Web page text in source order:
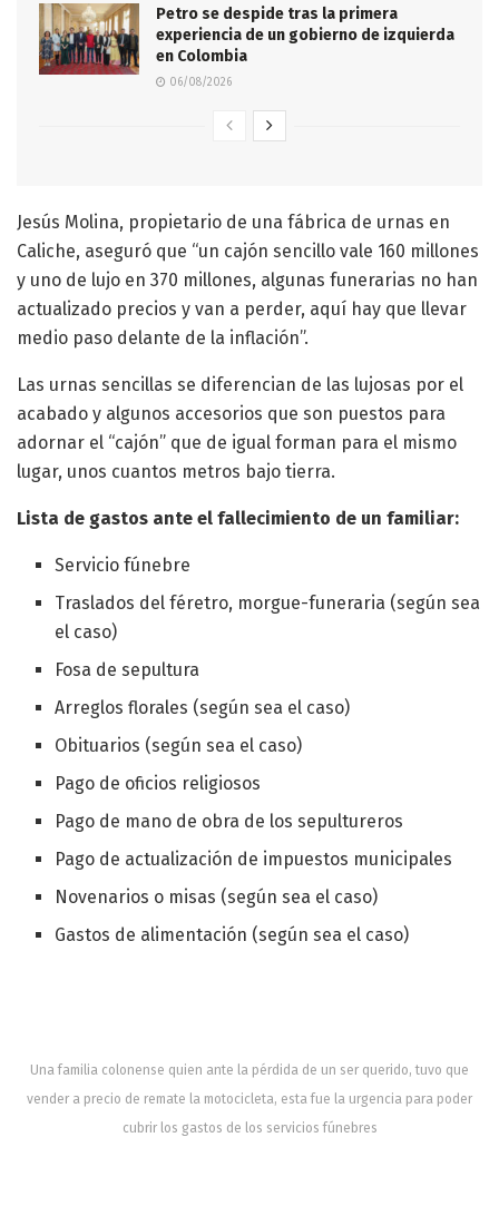
Petro se despide tras la primera
experiencia de un gobierno de izquierda
en Colombia
06/08/2026
Jesús Molina, propietario de una fábrica de urnas en
Caliche, aseguró que “un cajón sencillo vale 160 millones
y uno de lujo en 370 millones, algunas funerarias no han
actualizado precios y van a perder, aquí hay que llevar
medio paso delante de la inflación”.
Las urnas sencillas se diferencian de las lujosas por el
acabado y algunos accesorios que son puestos para
adornar el “cajón” que de igual forman para el mismo
lugar, unos cuantos metros bajo tierra.
Lista de gastos ante el fallecimiento de un familiar:
Servicio fúnebre
Traslados del féretro, morgue-funeraria (según sea
el caso)
Fosa de sepultura
Arreglos florales (según sea el caso)
Obituarios (según sea el caso)
Pago de oficios religiosos
Pago de mano de obra de los sepultureros
Pago de actualización de impuestos municipales
Novenarios o misas (según sea el caso)
Gastos de alimentación (según sea el caso)
Una familia colonense quien ante la pérdida de un ser querido, tuvo que
vender a precio de remate la motocicleta, esta fue la urgencia para poder
cubrir los gastos de los servicios fúnebres